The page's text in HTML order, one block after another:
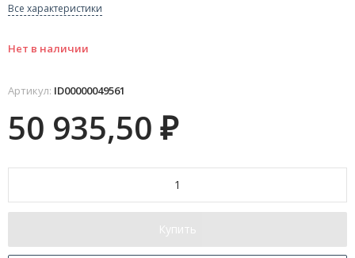
Все характеристики
Нет в наличии
Артикул: ID00000049561
50 935,50 ₽
Купить